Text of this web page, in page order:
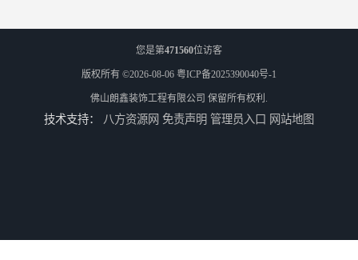
您是第471560位访客
版权所有 ©2026-08-06 粤ICP备2025390040号-1
佛山朗鑫装饰工程有限公司 保留所有权利.
技术支持： 八方资源网 免责声明 管理员入口 网站地图